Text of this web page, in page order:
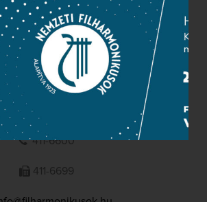
NEMZETI
Komor Marcell u. 1. (Müpa)
411-6600
411-6699